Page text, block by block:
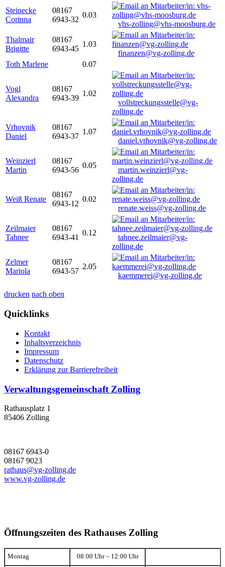
Steinecke
Corinna
08167
6943-32
0.03
vhs-zolling@vhs-moosburg.de
Thalmair
Brigitte
08167
6943-45
1.03
finanzen@vg-zolling.de
Toth Marlene
0.07
Vogl
Alexandra
08167
6943-39
1.02
vollstreckungsstelle@vg-
zolling.de
Vrhovnik
Daniel
08167
6943-37
1.07
daniel.vrhovnik@vg-zolling.de
Weinzierl
Martin
08167
6943-56
0.05
martin.weinzierl@vg-
zolling.de
Weiß Renate
08167
6943-12
0.02
renate.weiss@vg-zolling.de
Zeilmaier
Tahnee
08167
6943-41
0.12
tahnee.zeilmaier@vg-
zolling.de
Zelmer
Mariola
08167
6943-57
2.05
kaemmerei@vg-zolling.de
drucken nach oben
Quicklinks
Kontakt
Inhaltsverzeichnis
Impressum
Datenschutz
Erklärung zur Barrierefreiheit
Verwaltungsgemeinschaft Zolling
Rathausplatz 1
85406 Zolling
08167 6943-0
08167 9023
rathaus@vg-zolling.de
www.vg-zolling.de
Öffnungszeiten des Rathauses Zolling
Montag 08:00 Uhr – 12:00 Uhr